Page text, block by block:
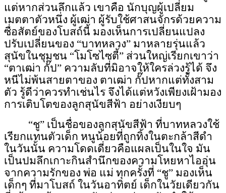
แต่หากส่วนลึกแล้ว เขาคือ นักบุญผู้เปลี่ยม
เมตตาตัวหนึ่ง ผู้เฒ่า ผู้รับใช้ศาสนจักรด้วยความ
ซื่อสัตย์ของโบสถ์นี้ มองเห็นการเปลี่ยนแปลง
ปรับเปลี่ยนของ “บาทหลวง” มาหลายรุ่นแล้ว
สุนัขในชุมชน “โมโซไซตี้” ส่วนใหญ่เรียกเขาว่า
“ตาเฒ่า กั๊ป” ความลับที่มิอาจให้ใครล่วงรู้ได้ จึง
หนีไม่พ้นสายตาของ ตาเฒ่า กั๊ปหากแต่ทั้งสาม
ตัว รู้ดีว่าควรทำเช่นไร จึงได้แต่หวังเพียงเฝ้ามอง
การเติบโตของลูกสุนัขสีฟ้า อย่างเงียบๆ
“ชู” เป็นชื่อของลูกสุนัขสีฟ้า ที่บาทหลวงใช้
เรียกแทนตัวเด็ก หนูน้อยที่ถูกทิ้งในตะกล้าสีดำ
ในวันนั้น ความโดดเดี่ยวคือแผลเป็นในใจ มัน
เป็นปมลึกเกาะกินสำนึกของความโหยหาไออุ่น
จากความรักของ พ่อ แม่ ทุกครั้งที่ “ชู” มองเห็น
เด็กๆ ที่มาโบสถ์ ในวันอาทิตย์ เด็กในวัยเดียวกัน